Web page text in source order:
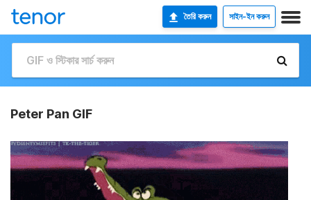
তৈরি করুন সাইন-ইন করুন
Peter Pan GIF